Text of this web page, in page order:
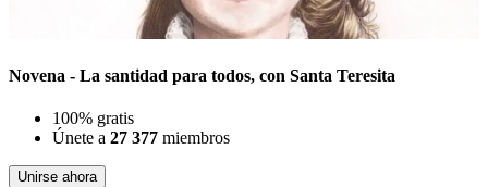
Novena - La santidad para todos, con Santa Teresita
100% gratis
Únete a 27 377 miembros
Unirse ahora